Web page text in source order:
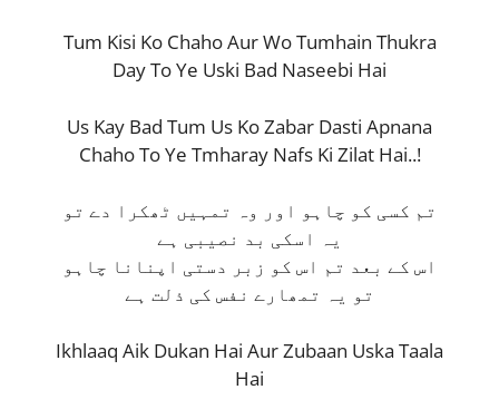
Tum Kisi Ko Chaho Aur Wo Tumhain Thukra
Day To Ye Uski Bad Naseebi Hai
Us Kay Bad Tum Us Ko Zabar Dasti Apnana
Chaho To Ye Tmharay Nafs Ki Zilat Hai..!
تم کسی کو چاہو اور وہ تمہیں ٹھکرا دے تو
یہ اسکی بد نصیبی ہے
اس کے بعد تم اس کو زبر دستی اپنانا چاہو
تو یہ تمھارے نفس کی ذلت ہے
Ikhlaaq Aik Dukan Hai Aur Zubaan Uska Taala
Hai